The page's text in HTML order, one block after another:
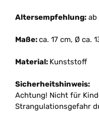
Altersempfehlung: ab
Maße:ca. 17 cm, Ø ca.
Material: Kunststoff
Sicherheitshinweis:
Achtung! Nicht für
Strangulationsgefahr